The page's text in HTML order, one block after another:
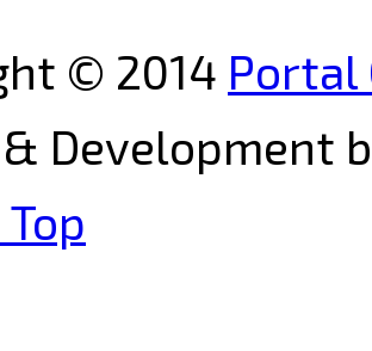
© 2014 Portal
Development